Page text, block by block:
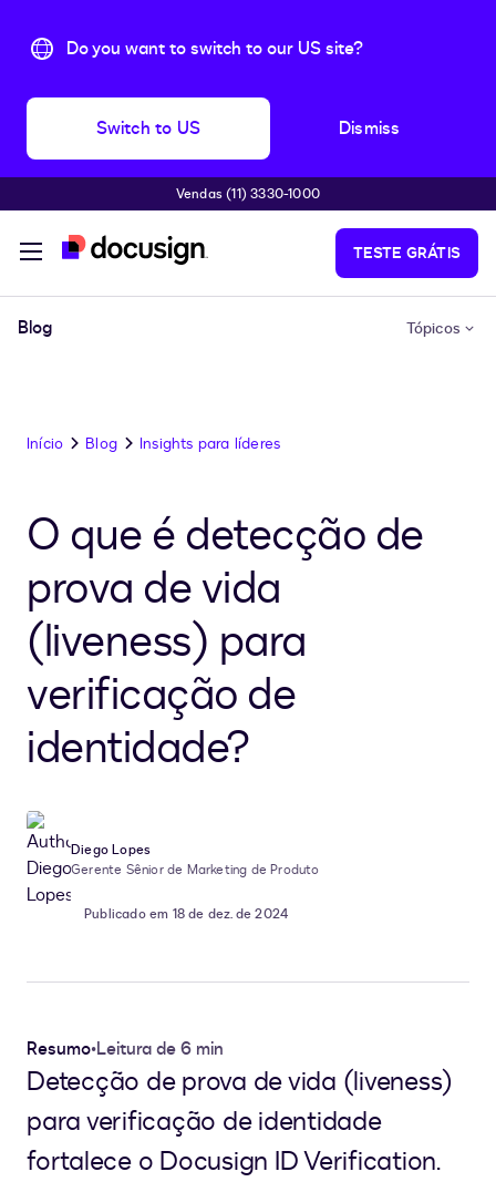
Do you want to switch to our US site?
Switch to US Dismiss
Pular para o conteúdo principal
Vendas (11) 3330-1000
TESTE GRÁTIS
Blog Tópicos
Início Blog Insights para líderes
O que é detecção de
prova de vida
(liveness) para
verificação de
identidade?
Diego Lopes
Gerente Sênior de Marketing de Produto
Publicado em 18 de dez. de 2024
Resumo•Leitura de 6 min
Detecção de prova de vida (liveness)
para verificação de identidade
fortalece o Docusign ID Verification.